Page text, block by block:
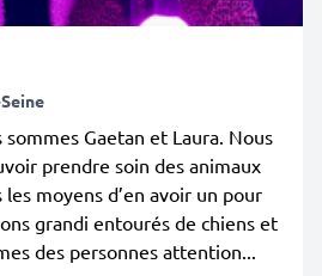
Gaetan et Laura. Nous
prendre soin des animaux
les moyens d’en avoir un pour
grandi entourés de chiens et
des personnes attention...